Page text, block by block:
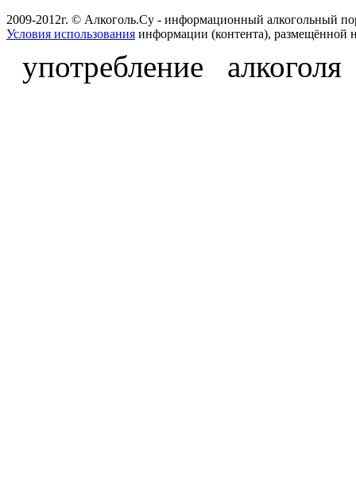
2009-2012г. © Алкоголь.Су - информационный алкогольный
Условия использования информации (контента), размещённой
употребление